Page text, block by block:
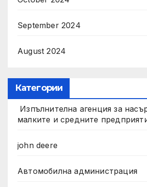
September 2024
August 2024
Категории
Изпълнителна агенция за
малките и средните
john deere
Автомобилна администрация